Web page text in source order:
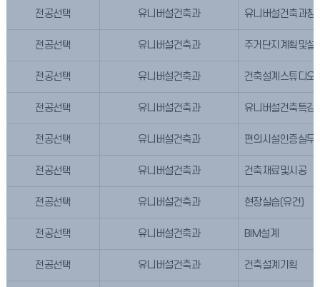
전공선택 유니버설건축과 유니버설건축과창
전공선택 유니버설건축과 주거단지계획및설
전공선택 유니버설건축과 건축설계스튜디오
전공선택 유니버설건축과 유니버설건축특강
전공선택 유니버설건축과 편의시설인증실
전공선택 유니버설건축과 건축재료및시공
전공선택 유니버설건축과 현장실습(유건)
전공선택 유니버설건축과 BIM설계
전공선택 유니버설건축과 건축설계기획